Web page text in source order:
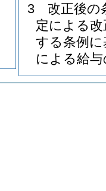
3
改正後の
定による
する条例
による給